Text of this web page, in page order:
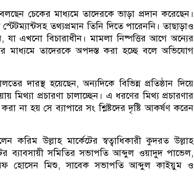
চেকের মাধ্যমে তাদেরকে ভাড়া প্রদান করেছেন।
তথ্যপ্রমান তিনি দিতে পারেননি। তাছাড়াও
এখনো বিচারাধীন। মামলা নিষ্পত্তির আগে অন্যের
মাধ্যমে তাদেরকে অপদস্ত করা হচ্ছে বলে অভিযোগ
দারস্থ হয়েছেন, অন্যদিকে বিভিন্ন প্রতিষ্ঠান দিয়ে
প্রচারণা চালাচ্ছেন। এ ধরণের মিথ্য প্রচারণার
না হয় সে ব্যাপারে সং শ্লিষ্টদের দৃষ্টি আকর্ষণ করেন
করিম উল্লাহ মার্কেটের স্বত্বাধিকারী কুদরত উল্লাহ
ব্যাবসায়ী সমিতির সভাপতি আব্দুল ওয়াদুদ পাভেল,
হোসেন মিশু, সাবেক সভাপতি আব্দুল কাইয়ুম ও